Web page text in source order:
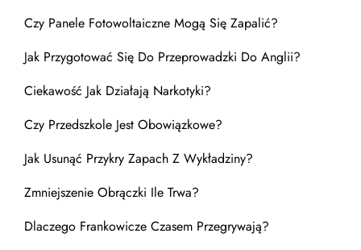
Czy Panele Fotowoltaiczne Mogą Się Zapalić?
Jak Przygotować Się Do Przeprowadzki Do Anglii?
Ciekawość Jak Działają Narkotyki?
Czy Przedszkole Jest Obowiązkowe?
Jak Usunąć Przykry Zapach Z Wykładziny?
Zmniejszenie Obrączki Ile Trwa?
Dlaczego Frankowicze Czasem Przegrywają?